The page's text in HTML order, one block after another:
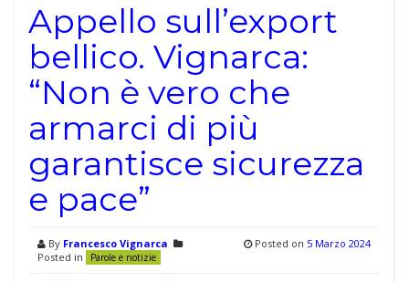
Appello sull’export
bellico. Vignarca:
“Non è vero che
armarci di più
garantisce sicurezza
e pace”
By Francesco Vignarca
Posted in
Parole e notizie
Posted on 5 Marzo 2024